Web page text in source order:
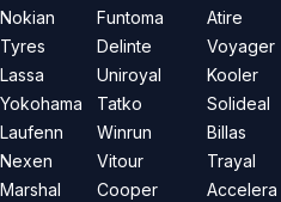
Nokian
Tyres
Lassa
Yokohama
Laufenn
Nexen
Marshal
Funtoma
Delinte
Uniroyal
Tatko
Winrun
Vitour
Cooper
Atire
Voyager
Kooler
Solideal
Billas
Trayal
Accelera